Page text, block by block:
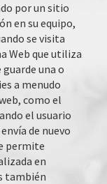
por un sitio
en su equipo,
se visita
Web que utiliza
una o
a menudo
como el
el usuario
de nuevo
permite
en
también